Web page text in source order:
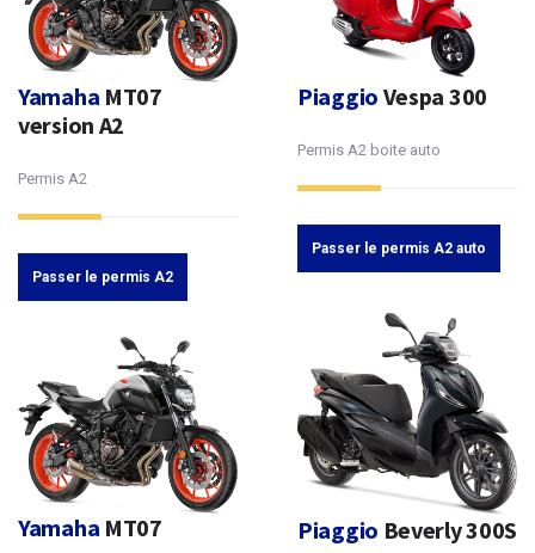
Yamaha MT07
version A2
Permis A2
Passer le permis A2
Piaggio Vespa 300
Permis A2 boite auto
Passer le permis A2 auto
Yamaha MT07 Piaggio Beverly 300S